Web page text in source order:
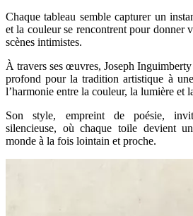
Chaque tableau semble capturer un
et la couleur se rencontrent pour donner
scènes intimistes.
À travers ses œuvres, Joseph
profond pour la tradition artistique à
l’harmonie entre la couleur, la lumière et
Son style, empreint de poésie,
silencieuse, où chaque toile devient
monde à la fois lointain et proche.